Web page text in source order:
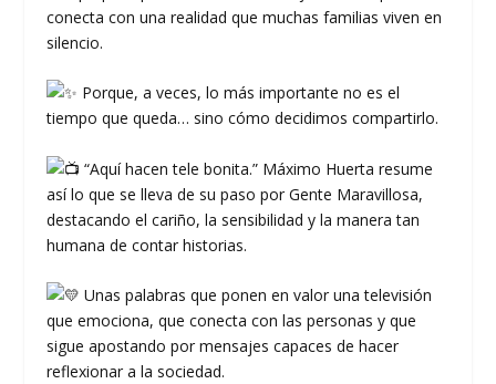
conecta con una realidad que muchas familias viven en
silencio.
Porque, a veces, lo más importante no es el
tiempo que queda… sino cómo decidimos compartirlo.
“Aquí hacen tele bonita.” Máximo Huerta resume
así lo que se lleva de su paso por Gente Maravillosa,
destacando el cariño, la sensibilidad y la manera tan
humana de contar historias.
Unas palabras que ponen en valor una televisión
que emociona, que conecta con las personas y que
sigue apostando por mensajes capaces de hacer
reflexionar a la sociedad.